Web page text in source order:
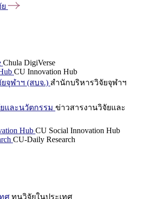
Chula DigiVerse
CU Innovation Hub
จุฬาฯ (สบจ.) สำนักบริหารวิจัยจุฬาฯ
และนวัตกรรม ข่าวสารงานวิจัยและ
Hub CU Social Innovation Hub
CU-Daily Research
ศ ทุนวิจัยในประเทศ